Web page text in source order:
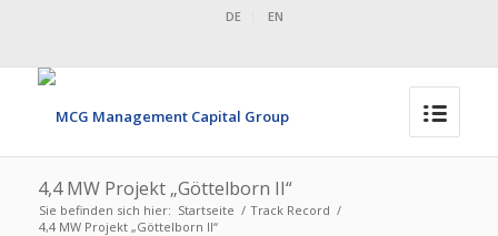
DE EN
4,4 MW Projekt „Göttelborn II“
Sie befinden sich hier: Startseite / Track Record /
4,4 MW Projekt „Göttelborn II“